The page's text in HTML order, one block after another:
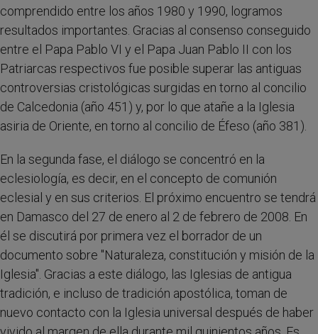
comprendido entre los años 1980 y 1990, logramos
resultados importantes. Gracias al consenso conseguido
entre el Papa Pablo VI y el Papa Juan Pablo II con los
Patriarcas respectivos fue posible superar las antiguas
controversias cristológicas surgidas en torno al concilio
de Calcedonia (año 451) y, por lo que atañe a la Iglesia
asiria de Oriente, en torno al concilio de Éfeso (año 381).
En la segunda fase, el diálogo se concentró en la
eclesiología, es decir, en el concepto de comunión
eclesial y en sus criterios. El próximo encuentro se tendrá
en Damasco del 27 de enero al 2 de febrero de 2008. En
él se discutirá por primera vez el borrador de un
documento sobre "Naturaleza, constitución y misión de la
Iglesia". Gracias a este diálogo, las Iglesias de antigua
tradición, e incluso de tradición apostólica, toman de
nuevo contacto con la Iglesia universal después de haber